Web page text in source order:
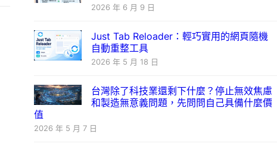
2026 年 6 月 9 日
Just Tab Reloader：輕巧實用的網頁隨機
自動重整工具
2026 年 5 月 18 日
台灣除了科技業還剩下什麼？停止無效焦慮
和製造無意義問題，先問問自己具備什麼價
值
2026 年 5 月 7 日